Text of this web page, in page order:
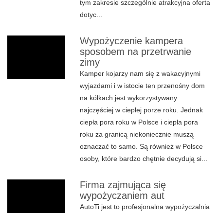
tym zakresie szczególnie atrakcyjna oferta
dotyc...
Wypożyczenie kampera
sposobem na przetrwanie
zimy
Kamper kojarzy nam się z wakacyjnymi
wyjazdami i w istocie ten przenośny dom
na kółkach jest wykorzystywany
najczęściej w ciepłej porze roku. Jednak
ciepła pora roku w Polsce i ciepła pora
roku za granicą niekoniecznie muszą
oznaczać to samo. Są również w Polsce
osoby, które bardzo chętnie decydują si...
Firma zajmująca się
wypożyczaniem aut
AutoTi jest to profesjonalna wypożyczalnia